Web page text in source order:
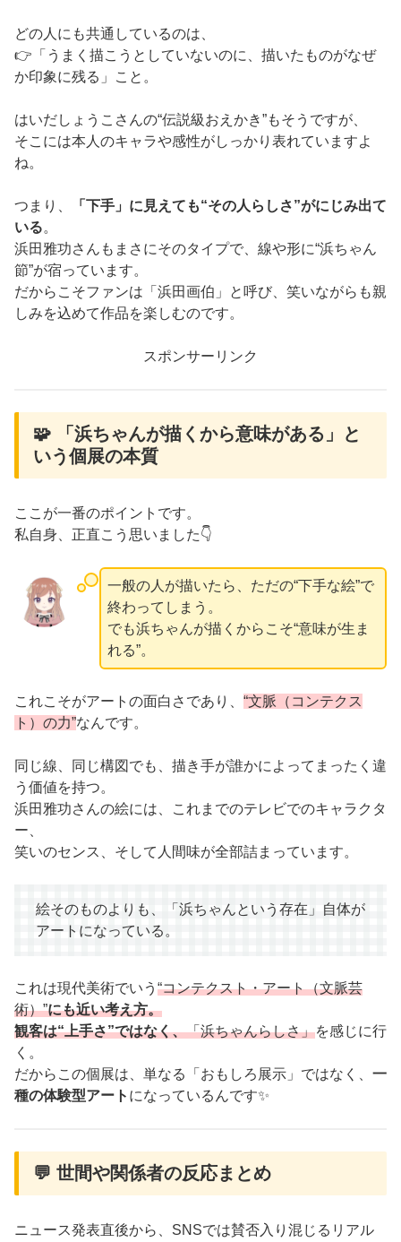
どの人にも共通しているのは、
👉「うまく描こうとしていないのに、描いたものがなぜ
か印象に残る」こと。
はいだしょうこさんの“伝説級おえかき”もそうですが、
そこには本人のキャラや感性がしっかり表れていますよ
ね。
つまり、
「下手」に見えても“その人らしさ”がにじみ出て
いる。
浜田雅功さんもまさにそのタイプで、線や形に“浜ちゃん
節”が宿っています。
だからこそファンは「浜田画伯」と呼び、笑いながらも親
しみを込めて作品を楽しむのです。
スポンサーリンク
🧩 「浜ちゃんが描くから意味がある」と
いう個展の本質
ここが一番のポイントです。
私自身、正直こう思いました👇
一般の人が描いたら、ただの“下手な絵”で
終わってしまう。
でも浜ちゃんが描くからこそ“意味が生ま
れる”。
これこそがアートの面白さであり、 “文脈（コンテクス
ト）の力”なんです。
同じ線、同じ構図でも、描き手が誰かによってまったく違
う価値を持つ。
浜田雅功さんの絵には、これまでのテレビでのキャラクタ
ー、
笑いのセンス、そして人間味が全部詰まっています。
絵そのものよりも、「浜ちゃんという存在」自体が
アートになっている。
これは現代美術でいう “コンテクスト・アート（文脈芸
術）”にも近い考え方。
観客は“上手さ”ではなく、「浜ちゃんらしさ」を感じに行
く。
だからこの個展は、単なる「おもしろ展示」ではなく、 一
種の体験型アート になっているんです✨
💬 世間や関係者の反応まとめ
ニュース発表直後から、SNSでは賛否入り混じるリアル